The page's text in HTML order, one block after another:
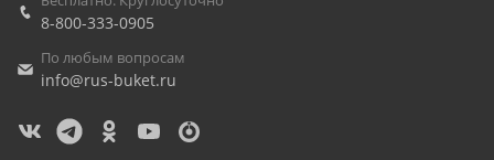
8-800-333-0905
По любым вопросам
info@rus-buket.ru